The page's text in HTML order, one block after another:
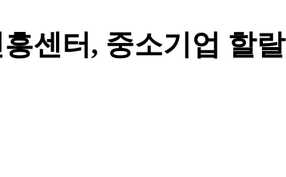
센터, 중소기업 할랄